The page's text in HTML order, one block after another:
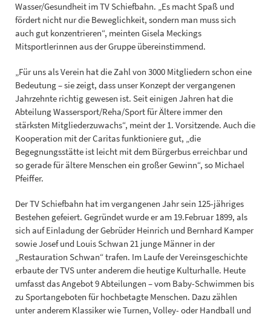
Wasser/Gesundheit im TV Schiefbahn. „Es macht Spaß und
fördert nicht nur die Beweglichkeit, sondern man muss sich
auch gut konzentrieren“, meinten Gisela Meckings
Mitsportlerinnen aus der Gruppe übereinstimmend.
„Für uns als Verein hat die Zahl von 3000 Mitgliedern schon eine
Bedeutung – sie zeigt, dass unser Konzept der vergangenen
Jahrzehnte richtig gewesen ist. Seit einigen Jahren hat die
Abteilung Wassersport/Reha/Sport für Ältere immer den
stärksten Mitgliederzuwachs“, meint der 1. Vorsitzende. Auch die
Kooperation mit der Caritas funktioniere gut, „die
Begegnungsstätte ist leicht mit dem Bürgerbus erreichbar und
so gerade für ältere Menschen ein großer Gewinn“, so Michael
Pfeiffer.
Der TV Schiefbahn hat im vergangenen Jahr sein 125-jähriges
Bestehen gefeiert. Gegründet wurde er am 19.Februar 1899, als
sich auf Einladung der Gebrüder Heinrich und Bernhard Kamper
sowie Josef und Louis Schwan 21 junge Männer in der
„Restauration Schwan“ trafen. Im Laufe der Vereinsgeschichte
erbaute der TVS unter anderem die heutige Kulturhalle. Heute
umfasst das Angebot 9 Abteilungen – vom Baby-Schwimmen bis
zu Sportangeboten für hochbetagte Menschen. Dazu zählen
unter anderem Klassiker wie Turnen, Volley- oder Handball und